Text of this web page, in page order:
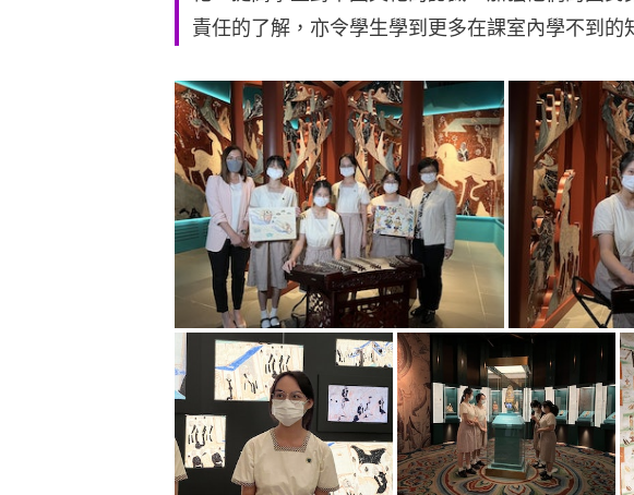
責任的了解，亦令學生學到更多在課室內學不到的